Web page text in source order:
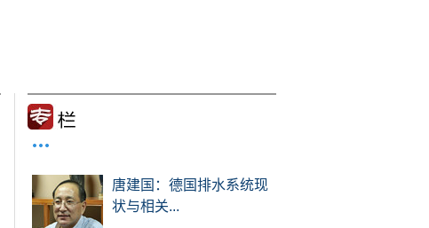
唐建国：德国排水系统现
状与相关...